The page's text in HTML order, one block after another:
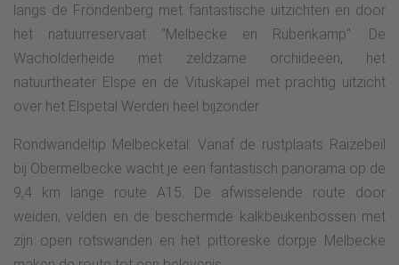
langs de Fröndenberg met fantastische uitzichten en door
het natuurreservaat "Melbecke en Rübenkamp". De
Wacholderheide met zeldzame orchideeën, het
natuurtheater Elspe en de Vituskapel met prachtig uitzicht
over het Elspetal Werden heel bijzonder.
Rondwandeltip Melbecketal: Vanaf de rustplaats Raizebeil
bij Obermelbecke wacht je een fantastisch panorama op de
9,4 km lange route A15. De afwisselende route door
weiden, velden en de beschermde kalkbeukenbossen met
zijn open rotswanden en het pittoreske dorpje Melbecke